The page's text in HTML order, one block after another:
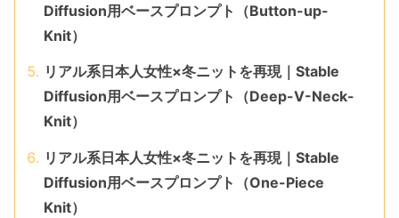
Diffusion用ベースプロンプト（Button-up-
Knit）
リアル系日本人女性×冬ニットを再現｜Stable
Diffusion用ベースプロンプト（Deep-V-Neck-
Knit）
リアル系日本人女性×冬ニットを再現｜Stable
Diffusion用ベースプロンプト（One-Piece
Knit）